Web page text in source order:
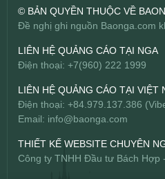
© BẢN QUYỀN THUỘC VỀ
Đề nghị ghi nguồn Baonga.com
LIÊN HỆ QUẢNG CÁO TẠI NGA
Điện thoại: +7(960) 222
LIÊN HỆ QUẢNG CÁO TẠI VIỆT
Điện thoại: +84.979.137.386
Email: info@baonga.com
THIẾT KẾ WEBSITE CHUYÊN
Công ty TNHH Đầu tư Bách Hợp -